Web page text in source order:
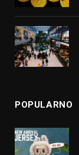
POPULARNO